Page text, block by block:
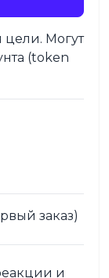
Могут
(token
заказ)
и